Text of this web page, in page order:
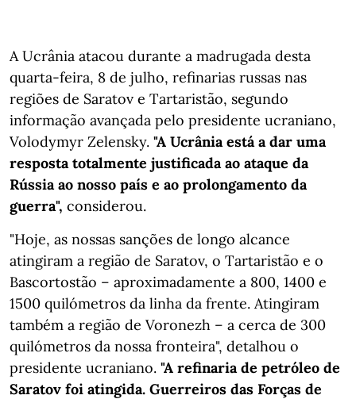
A Ucrânia atacou durante a madrugada desta
quarta-feira, 8 de julho, refinarias russas nas
regiões de Saratov e Tartaristão, segundo
informação avançada pelo presidente ucraniano,
Volodymyr Zelensky. "A Ucrânia está a dar uma
resposta totalmente justificada ao ataque da
Rússia ao nosso país e ao prolongamento da
guerra", considerou.
"Hoje, as nossas sanções de longo alcance
atingiram a região de Saratov, o Tartaristão e o
Bascortostão – aproximadamente a 800, 1400 e
1500 quilómetros da linha da frente. Atingiram
também a região de Voronezh – a cerca de 300
quilómetros da nossa fronteira", detalhou o
presidente ucraniano. "A refinaria de petróleo de
Saratov foi atingida. Guerreiros das Forças de